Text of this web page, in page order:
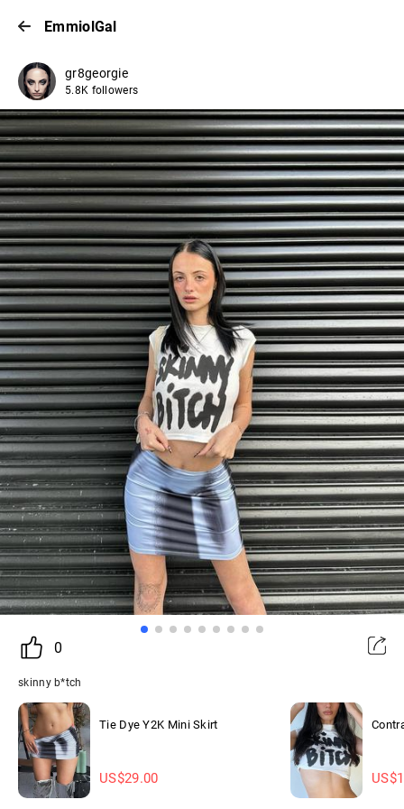
EmmiolGal
gr8georgie
5.8K followers
0
skinny b*tch
Tie Dye Y2K Mini Skirt
US$29.00 US$